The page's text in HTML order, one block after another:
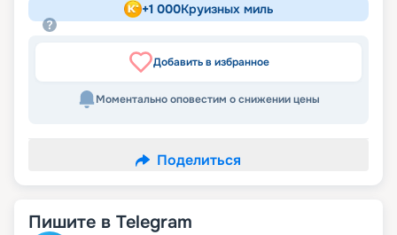
+1 000Круизных миль
Добавить в избранное
Моментально оповестим о снижении цены
Поделиться
Пишите в Telegram